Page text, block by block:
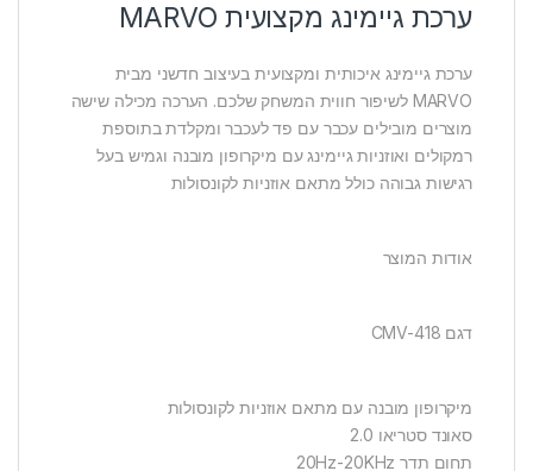
ערכת גיימינג מקצועית MARVO
ערכת גיימינג איכותית ומקצועית בעיצוב חדשני מבית
MARVO לשיפור חווית המשחק שלכם. הערכה מכילה שישה
מוצרים מובילים עכבר עם פד לעכבר ומקלדת בתוספת
רמקולים ואוזניות גיימינג עם מיקרופון מובנה וגמיש בעל
רגישות גבוהה כולל מתאם אוזניות לקונסולות
אודות המוצר
דגם CMV-418
מיקרופון מובנה עם מתאם אוזניות לקונסולות
סאונד סטריאו 2.0
תחום תדר 20Hz-20KHz